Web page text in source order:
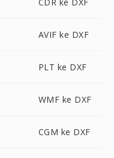
AVIF ke DXF
PLT ke DXF
WMF ke DXF
CGM ke DXF